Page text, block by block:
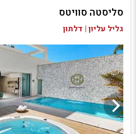
בדיקת זמינות ומחירים
סליסטה סוויטס
גליל עליון | דלתון